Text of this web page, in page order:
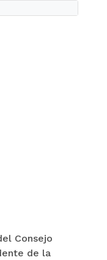
Consejo
de la